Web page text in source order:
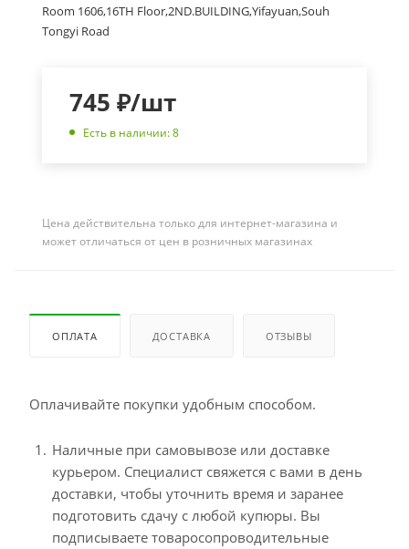
Room 1606,16TH Floor,2ND.BUILDING,Yifayuan,Souh
Tongyi Road
745 ₽/шт
Есть в наличии: 8
Цена действительна только для интернет-магазина и
может отличаться от цен в розничных магазинах
ОПЛАТА ДОСТАВКА ОТЗЫВЫ
Оплачивайте покупки удобным способом.
Наличные при самовывозе или доставке
курьером. Специалист свяжется с вами в день
доставки, чтобы уточнить время и заранее
подготовить сдачу с любой купюры. Вы
подписываете товаросопроводительные